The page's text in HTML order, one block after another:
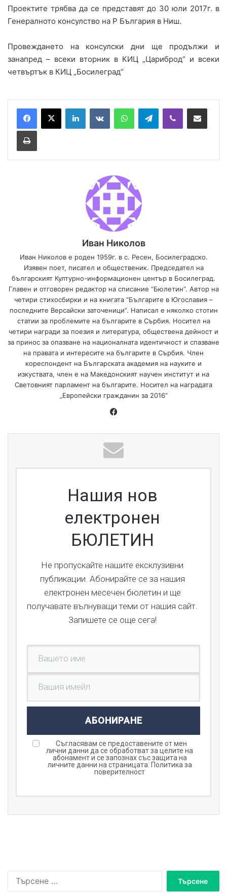
Проектите трябва да се представят до 30 юли 2017г. в
Генералното консулство на Р България в Ниш.
Провеждането на консулски дни ще продължи и
занапред – всеки вторник в КИЦ „Цариброд“ и всеки
четвъртък в КИЦ „Босилеград“
Telegram
Иван Николов
Иван Николов е роден 1959г. в с. Ресен, Босилеградско.
Изявен поет, писател и общественик. Председател на
българският Културно-информационен център в Босилеград.
Главен и отговорен редактор на списание “Бюлетин”. Автор на
четири стихосбирки и на книгата “Българите в Югославия –
последните Версайски заточеници”. Написал е няколко стотин
статии за проблемите на българите в Сърбия. Носител на
четири награди за поезия и литература, обществена дейност и
за принос за опазване на националната идентичност и спазване
на правата и интересите на българите в Сърбия. Член
кореспондент на Българската академия на науките и
изкуствата, член е на Македонският научен институт и на
Световният парламент на българите. Носител на наградата
„Европейски гражданин за 2016“
bo
ok
Нашия нов
електронен
БЮЛЕТИН
Не пропускайте нашите ексклузивни
публикации. Абонирайте се за нашия
електронен месечен бюлетин и ще
получавате вълнуващи теми от нашия сайт.
Запишете се още сега!
АБОНИРАНЕ
Съгласявам се предоставените от мен
лични данни да се обработват за целите на
абонамент и се запознах със защита на
личните данни на страницата: Политика за
поверителност